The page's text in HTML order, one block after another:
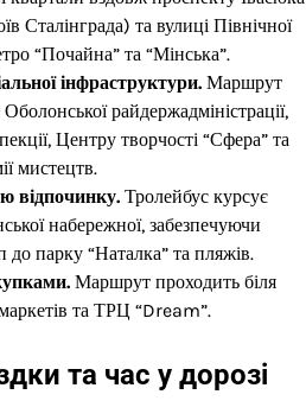
Сталінграда) та вулиці Північної
“Почайна” та “Мінська”.
інфраструктури. Маршрут
райдержадміністрації,
Центру творчості “Сфера” та
мистецтв.
відпочинку. Тролейбус курсує
набережної, забезпечуючи
до парку “Наталка” та пляжів.
Маршрут проходить біля
та ТРЦ “Dream”.
та час у дорозі